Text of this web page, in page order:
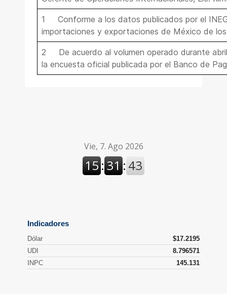
1 Conforme a los datos publicados por el
importaciones y exportaciones de México de
2 De acuerdo al volumen operado durante
la encuesta oficial publicada por el Banco de